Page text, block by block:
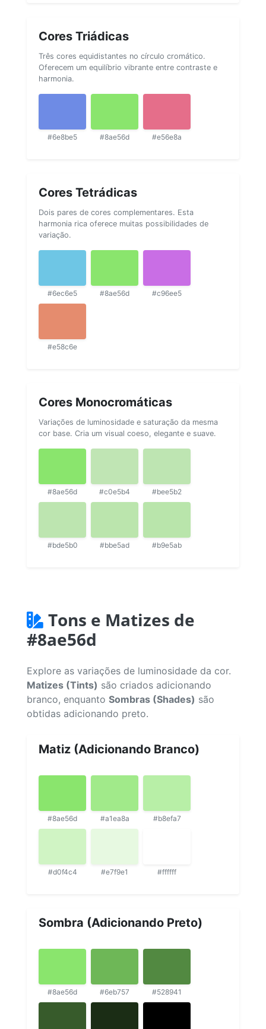
Cores Triádicas
Três cores equidistantes no círculo cromático.
Oferecem um equilíbrio vibrante entre contraste e
harmonia.
#6e8be5 #8ae56d #e56e8a
Cores Tetrádicas
Dois pares de cores complementares. Esta
harmonia rica oferece muitas possibilidades de
variação.
#6ec6e5 #8ae56d #c96ee5
#e58c6e
Cores Monocromáticas
Variações de luminosidade e saturação da mesma
cor base. Cria um visual coeso, elegante e suave.
#8ae56d #c0e5b4 #bee5b2
#bde5b0 #bbe5ad #b9e5ab
Tons e Matizes de
#8ae56d
Explore as variações de luminosidade da cor.
Matizes (Tints) são criados adicionando
branco, enquanto Sombras (Shades) são
obtidas adicionando preto.
Matiz (Adicionando Branco)
#8ae56d #a1ea8a #b8efa7
#d0f4c4 #e7f9e1 #ffffff
Sombra (Adicionando Preto)
#8ae56d #6eb757 #528941